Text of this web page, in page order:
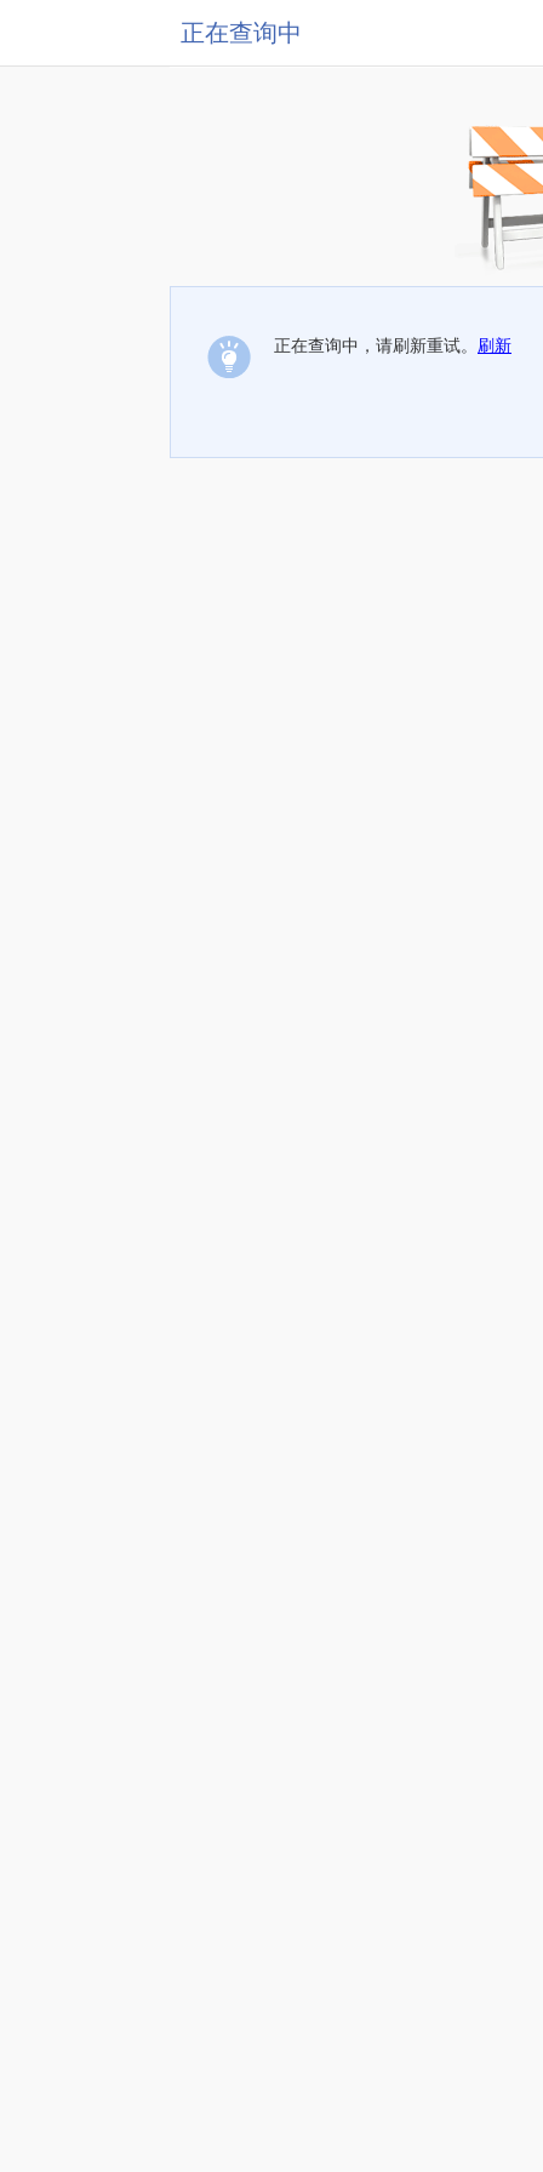
正在查询中
正在查询中，请刷新重试。 刷新